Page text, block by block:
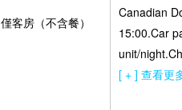
僅客房（不含餐）
Canadian
15:00.Car
unit/
[ + ] 查看更